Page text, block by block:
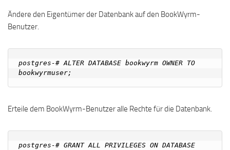
Ändere den Eigentümer der Datenbank auf den BookWyrm-
Benutzer.
postgres-# ALTER DATABASE bookwyrm OWNER TO
Erteile dem BookWyrm-Benutzer alle Rechte für die Datenbank.
postgres-# GRANT ALL PRIVILEGES ON DATABASE